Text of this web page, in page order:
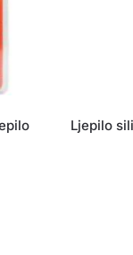
Ljepilo